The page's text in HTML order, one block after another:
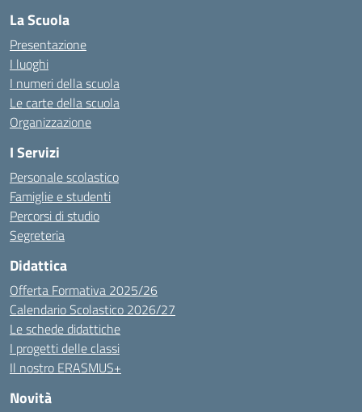
La Scuola
Presentazione
I luoghi
I numeri della scuola
Le carte della scuola
Organizzazione
I Servizi
Personale scolastico
Famiglie e studenti
Percorsi di studio
Segreteria
Didattica
Offerta Formativa 2025/26
Calendario Scolastico 2026/27
Le schede didattiche
I progetti delle classi
Il nostro ERASMUS+
Novità